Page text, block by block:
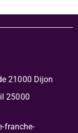
21000 Dijon
25000
franche-